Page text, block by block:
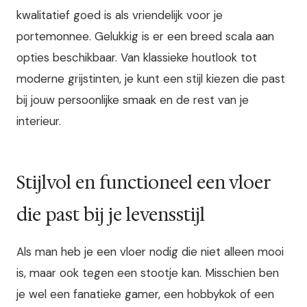
kwalitatief goed is als vriendelijk voor je
portemonnee. Gelukkig is er een breed scala aan
opties beschikbaar. Van klassieke houtlook tot
moderne grijstinten, je kunt een stijl kiezen die past
bij jouw persoonlijke smaak en de rest van je
interieur.
Stijlvol en functioneel een vloer
die past bij je levensstijl
Als man heb je een vloer nodig die niet alleen mooi
is, maar ook tegen een stootje kan. Misschien ben
je wel een fanatieke gamer, een hobbykok of een